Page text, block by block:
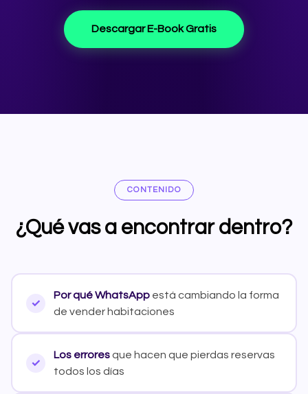
Descargar E-Book Gratis
CONTENIDO
¿Qué vas a encontrar dentro?
Por qué WhatsAppestá cambiando la forma
de vender habitaciones
Los erroresque hacen que pierdas reservas
todos los días